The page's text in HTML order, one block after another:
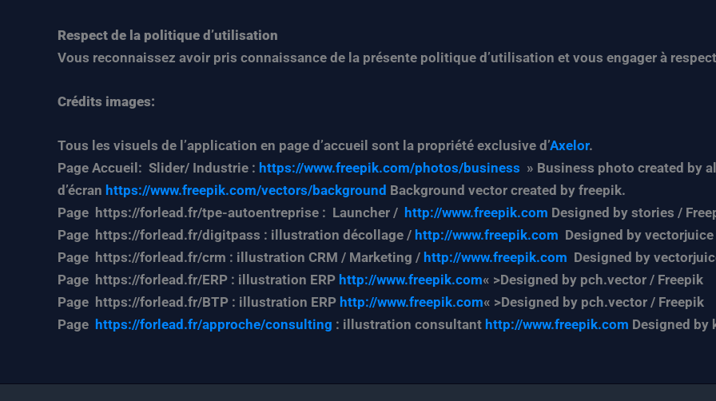
Respect de la politique d’utilisation
Vous reconnaissez avoir pris connaissance de la présente politique d’utilisation et vous engager à
Crédits images:
Tous les visuels de l’application en page d’accueil sont la propriété exclusive d’Axelor.
Page Accueil: Slider/ Industrie : https://www.freepik.com/photos/business » Business photo created by
d’écran https://www.freepik.com/vectors/background Background vector created by freepik.
Page https://forlead.fr/tpe-autoentreprise : Launcher / http://www.freepik.com Designed by stories /
Page https://forlead.fr/digitpass : illustration décollage / http://www.freepik.com Designed by vectorjuice
Page https://forlead.fr/crm : illustration CRM / Marketing / http://www.freepik.com Designed by
Page https://forlead.fr/ERP : illustration ERP http://www.freepik.com« >Designed by pch.vector / Freepik
Page https://forlead.fr/BTP : illustration ERP http://www.freepik.com« >Designed by pch.vector / Freepik
Page https://forlead.fr/approche/consulting : illustration consultant http://www.freepik.com Designed by